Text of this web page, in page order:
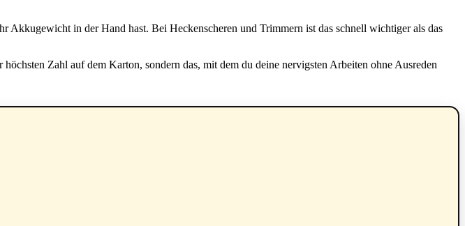
Akkugewicht in der Hand hast. Bei Heckenscheren und Trimmern ist das schnell wichtiger als das
Zahl auf dem Karton, sondern das, mit dem du deine nervigsten Arbeiten ohne Ausreden